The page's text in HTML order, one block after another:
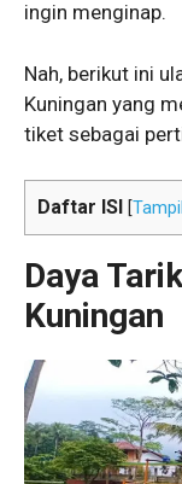
ingin menginap.
Nah, berikut ini
Kuningan yang
tiket sebagai
Daftar ISI [
Daya
Kuningan